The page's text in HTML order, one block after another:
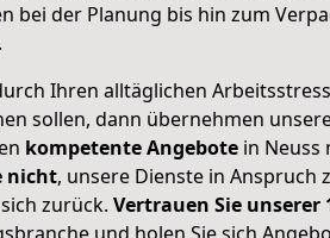
bei der Planung bis hin zum
Ihren alltäglichen
sollen, dann übernehmen
kompetente Angebote in Neuss
nicht, unsere Dienste in Anspruch
zurück. Vertrauen Sie unserer